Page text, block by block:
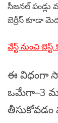
సీజనల్ పండ్లు
బెర్రీస్ కూడా
వేస్ట్ నుంచి
ఈ విధంగా
ఒమేగా–3
తీసుకోవడం